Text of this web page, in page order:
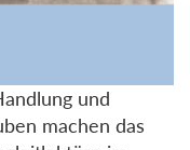
und
machen das